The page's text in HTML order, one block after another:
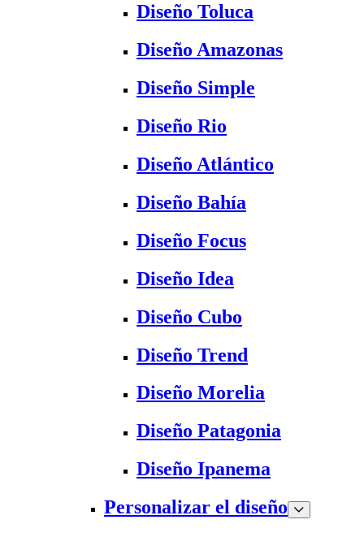
Diseño Toluca
Diseño Amazonas
Diseño Simple
Diseño Rio
Diseño Atlántico
Diseño Bahía
Diseño Focus
Diseño Idea
Diseño Cubo
Diseño Trend
Diseño Morelia
Diseño Patagonia
Diseño Ipanema
Personalizar el diseño